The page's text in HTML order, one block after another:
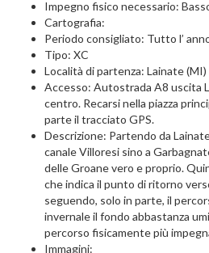
Impegno fisico necessario:
Cartografia:
Periodo consigliato: Tutto l’
Tipo: XC
Località di partenza: Lainate (MI)
Accesso: Autostrada A8 uscita
centro. Recarsi nella piazza
parte il tracciato GPS.
Descrizione: Partendo da
canale Villoresi sino a
delle Groane vero e proprio.
che indica il punto di ritorno
seguendo, solo in parte, il
invernale il fondo abbastanza
percorso fisicamente più
Immagini: